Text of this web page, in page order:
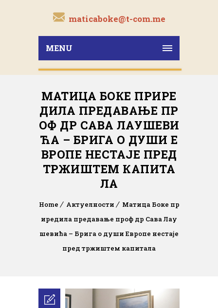
maticaboke@t-com.me
MENU
МАТИЦА БОКЕ ПРИРЕ
ДИЛА ПРЕДАВАЊЕ ПР
ОФ ДР САВА ЛАУШЕВИ
ЋА – БРИГА О ДУШИ Е
ВРОПЕ НЕСТАЈЕ ПРЕД
ТРЖИШТЕМ КАПИТА
ЛА
Home Актуелности
Матица Боке пр
иредила предавање проф др Сава Лау
шевића – Брига о души Европе нестаје
пред тржиштем капитала